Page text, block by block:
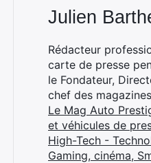
Julien
Rédacteur
carte de presse
le Fondateur,
chef des magazines
Le Mag Auto
et véhicules de
High-Tech -
Gaming, cinéma,